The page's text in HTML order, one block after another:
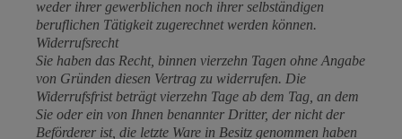
weder ihrer gewerblichen noch ihrer selbständigen
beruflichen Tätigkeit zugerechnet werden können.
Widerrufsrecht
Sie haben das Recht, binnen vierzehn Tagen ohne Angabe
von Gründen diesen Vertrag zu widerrufen. Die
Widerrufsfrist beträgt vierzehn Tage ab dem Tag, an dem
Sie oder ein von Ihnen benannter Dritter, der nicht der
Beförderer ist, die letzte Ware in Besitz genommen haben